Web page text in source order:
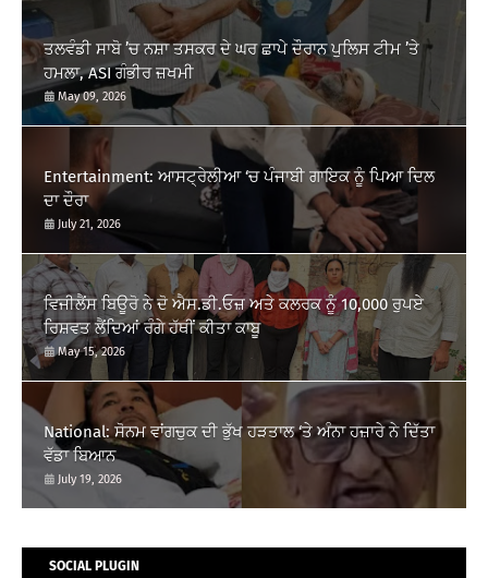
ਤਲਵੰਡੀ ਸਾਬੋ ’ਚ ਨਸ਼ਾ ਤਸਕਰ ਦੇ ਘਰ ਛਾਪੇ ਦੌਰਾਨ ਪੁਲਿਸ ਟੀਮ ’ਤੇ
ਹਮਲਾ, ASI ਗੰਭੀਰ ਜ਼ਖਮੀ
May 09, 2026
Entertainment: ਆਸਟ੍ਰੇਲੀਆ ‘ਚ ਪੰਜਾਬੀ ਗਾਇਕ ਨੂੰ ਪਿਆ ਦਿਲ
ਦਾ ਦੌਰਾ
July 21, 2026
ਵਿਜੀਲੈਂਸ ਬਿਊਰੋ ਨੇ ਦੋ ਐਸ.ਡੀ.ਓਜ਼ ਅਤੇ ਕਲਰਕ ਨੂੰ 10,000 ਰੁਪਏ
ਰਿਸ਼ਵਤ ਲੈਂਦਿਆਂ ਰੰਗੇ ਹੱਥੀਂ ਕੀਤਾ ਕਾਬੂ
May 15, 2026
National: ਸੋਨਮ ਵਾਂਗਚੁਕ ਦੀ ਭੁੱਖ ਹੜਤਾਲ ‘ਤੇ ਅੰਨਾ ਹਜ਼ਾਰੇ ਨੇ ਦਿੱਤਾ
ਵੱਡਾ ਬਿਆਨ
July 19, 2026
SOCIAL PLUGIN